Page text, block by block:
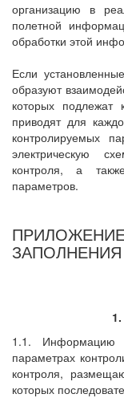
организацию в
полетной
обработки этой
Если
образуют
которых подлежат
приводят для
контролируемых
электрическую
контроля, а
параметров.
ПРИЛОЖЕНИЕ
1.1. Информацию
параметрах
контроля,
которых